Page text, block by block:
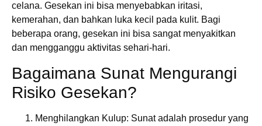
celana. Gesekan ini bisa menyebabkan iritasi,
kemerahan, dan bahkan luka kecil pada kulit. Bagi
beberapa orang, gesekan ini bisa sangat menyakitkan
dan mengganggu aktivitas sehari-hari.
Bagaimana Sunat Mengurangi
Risiko Gesekan?
Menghilangkan Kulup: Sunat adalah prosedur yang